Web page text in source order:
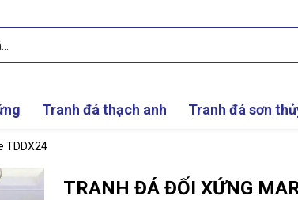
Tranh đá thạch anh Tranh đá sơn
TDDX24
TRANH ĐÁ ĐỐI XỨNG